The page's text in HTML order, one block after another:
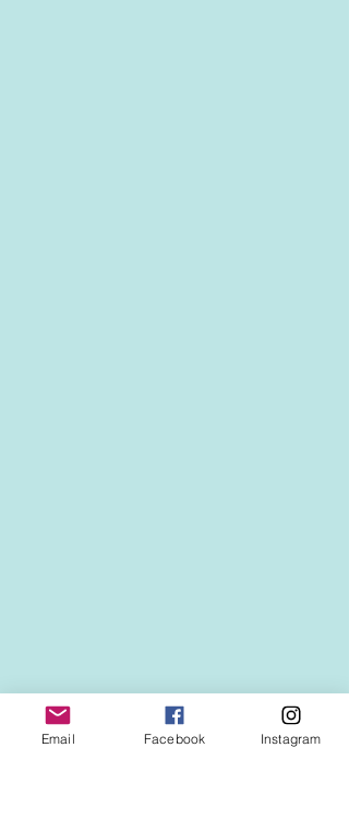
Email Facebook Instagram